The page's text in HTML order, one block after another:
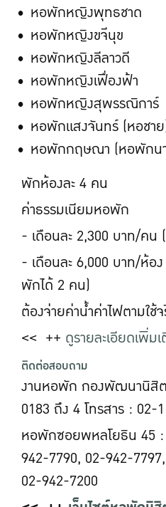
หอพักหญิงพุทธชาด
หอพักหญิงขจีนุข
หอพักหญิงลีลาวดี
หอพักหญิงเฟื่องฟ้า
หอพักหญิงสุพรรณิการ์
หอพักแสงจันทร์ (หอชา
หอพักกฤษณา (หอพักน
พักห้องละ 4 คน
ค่าธรรมเนียมหอพัก
- เดือนละ 2,300 บาท/คน
- เดือนละ 6,000 บาท/ห้อ
พักได้ 2 คน)
ต้องจ่ายค่าน้ำค่าไฟตามใช้
<< ++ ดูรายละเอียดเพิ่ม
ติดต่อสอบถาม
งานหอพัก กองพัฒนานิสิ
0183 ถึง 4 โทรสาร : 02-
หอพักซอยพหลโยธิน 45
942-7790, 02-942-
02-942-7200